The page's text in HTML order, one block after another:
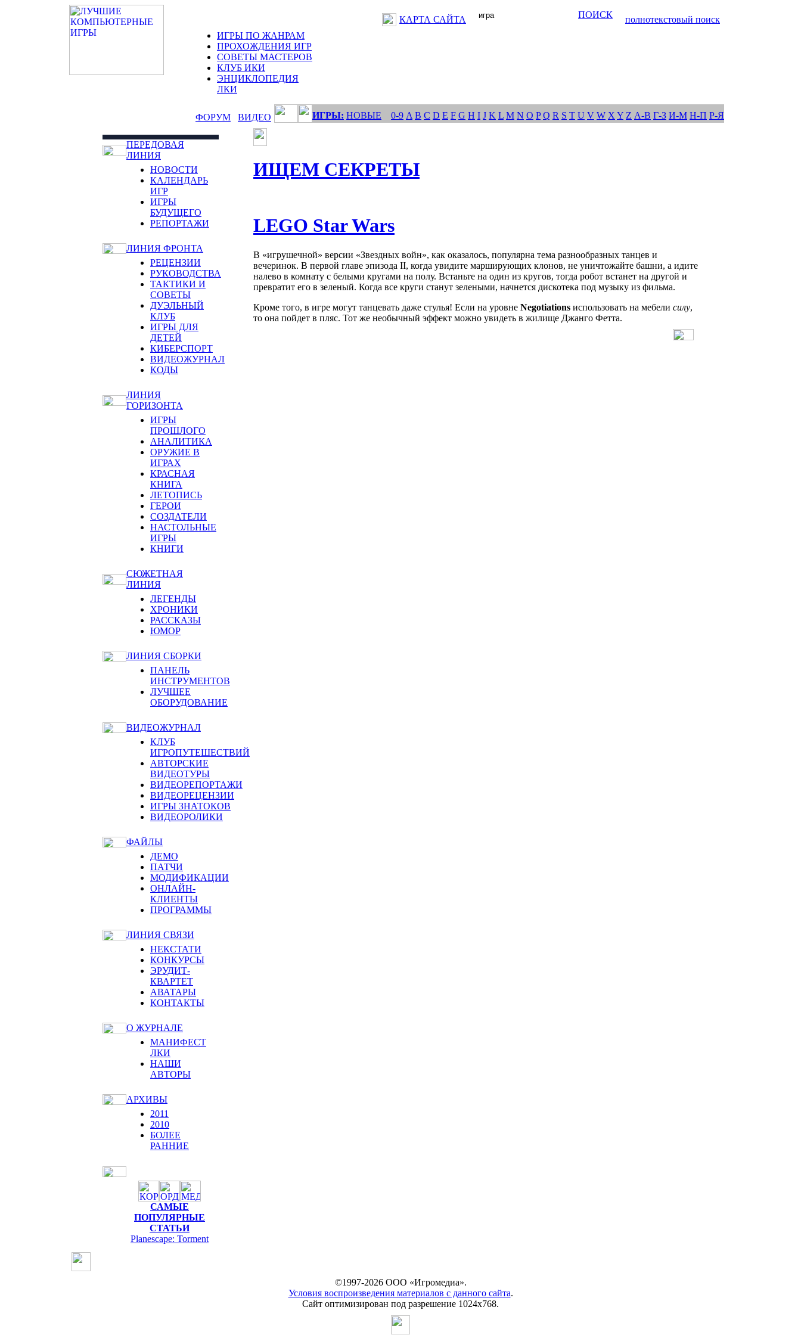
КАРТА САЙТА ПОИСК
полнотекстовый поиск
ИГРЫ ПО ЖАНРАМ
ПРОХОЖДЕНИЯ ИГР
СОВЕТЫ МАСТЕРОВ
КЛУБ ИКИ
ЭНЦИКЛОПЕДИЯ
ЛКИ
ФОРУМ ВИДЕО ИГРЫ: НОВЫЕ 0-9 A B C D E F G H I J K L M N O P Q R S T U V W X Y Z А-В Г-З И-М Н-П Р-Я
ПЕРЕДОВАЯ
ЛИНИЯ
НОВОСТИ
КАЛЕНДАРЬ
ИГР
ИГРЫ
БУДУЩЕГО
РЕПОРТАЖИ
ЛИНИЯ ФРОНТА
РЕЦЕНЗИИ
РУКОВОДСТВА
ТАКТИКИ И
СОВЕТЫ
ДУЭЛЬНЫЙ
КЛУБ
ИГРЫ ДЛЯ
ДЕТЕЙ
КИБЕРСПОРТ
ВИДЕОЖУРНАЛ
КОДЫ
ЛИНИЯ
ГОРИЗОНТА
ИГРЫ
ПРОШЛОГО
АНАЛИТИКА
ОРУЖИЕ В
ИГРАХ
КРАСНАЯ
КНИГА
ЛЕТОПИСЬ
ГЕРОИ
СОЗДАТЕЛИ
НАСТОЛЬНЫЕ
ИГРЫ
КНИГИ
СЮЖЕТНАЯ
ЛИНИЯ
ЛЕГЕНДЫ
ХРОНИКИ
РАССКАЗЫ
ЮМОР
ЛИНИЯ СБОРКИ
ПАНЕЛЬ
ИНСТРУМЕНТОВ
ЛУЧШЕЕ
ОБОРУДОВАНИЕ
ВИДЕОЖУРНАЛ
КЛУБ
ИГРОПУТЕШЕСТВИЙ
АВТОРСКИЕ
ВИДЕОТУРЫ
ВИДЕОРЕПОРТАЖИ
ВИДЕОРЕЦЕНЗИИ
ИГРЫ ЗНАТОКОВ
ВИДЕОРОЛИКИ
ФАЙЛЫ
ДЕМО
ПАТЧИ
МОДИФИКАЦИИ
ОНЛАЙН-
КЛИЕНТЫ
ПРОГРАММЫ
ЛИНИЯ СВЯЗИ
НЕКСТАТИ
КОНКУРСЫ
ЭРУДИТ-
КВАРТЕТ
АВАТАРЫ
КОНТАКТЫ
О ЖУРНАЛЕ
МАНИФЕСТ
ЛКИ
НАШИ
АВТОРЫ
АРХИВЫ
2011
2010
БОЛЕЕ
РАННИЕ
САМЫЕ
ПОПУЛЯРНЫЕ
СТАТЬИ
Planescape: Torment
ИЩЕМ СЕКРЕТЫ
LEGO Star Wars
В «игрушечной» версии «Звездных войн», как оказалось, популярна тема разнообразных танцев и
вечеринок. В первой главе эпизода II, когда увидите марширующих клонов, не уничтожайте башни, а идите
налево в комнату с белыми кругами на полу. Встаньте на один из кругов, тогда робот встанет на другой и
превратит его в зеленый. Когда все круги станут зелеными, начнется дискотека под музыку из фильма.
Кроме того, в игре могут танцевать даже стулья! Если на уровне Negotiations использовать на мебели силу,
то она пойдет в пляс. Тот же необычный эффект можно увидеть в жилище Джанго Фетта.
©1997-2026 ООО «Игромедиа».
Условия воспроизведения материалов с данного сайта.
Сайт оптимизирован под разрешение 1024х768.